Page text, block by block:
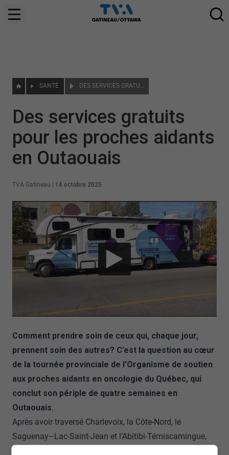
SANTÉ DES SERVICES GRATUITS POUR LES PROCHES AIDANTS EN OUTAOUAIS
Des services gratuits
pour les proches aidants
en Outaouais
TVA Gatineau 14 octobre 2025
Comment prendre soin de ceux qui, chaque jour,
prennent soin des autres? C’est la question au cœur
de la tournée provinciale de l’Organisme de soutien
aux proches aidants en oncologie du Québec, qui
conclut son périple de quatre semaines en
Outaouais.
Après avoir traversé Charlevoix, la Côte-Nord, le
Saguenay–Lac-Saint-Jean et l’Abitibi-Témiscamingue,